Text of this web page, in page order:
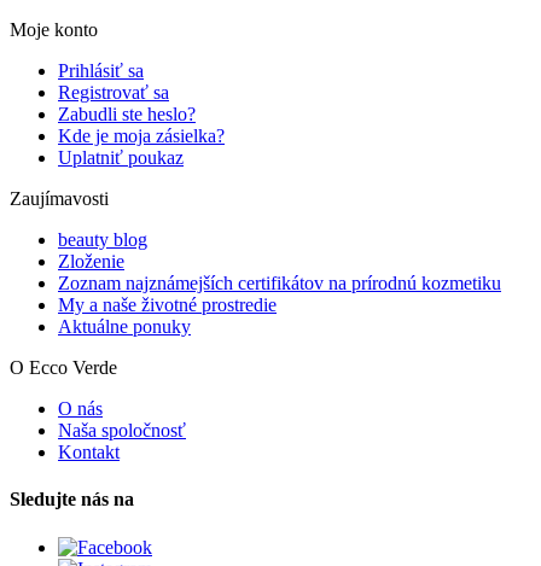
Moje konto
Prihlásiť sa
Registrovať sa
Zabudli ste heslo?
Kde je moja zásielka?
Uplatniť poukaz
Zaujímavosti
beauty blog
Zloženie
Zoznam najznámejších certifikátov na prírodnú kozmetiku
My a naše životné prostredie
Aktuálne ponuky
O Ecco Verde
O nás
Naša spoločnosť
Kontakt
Sledujte nás na